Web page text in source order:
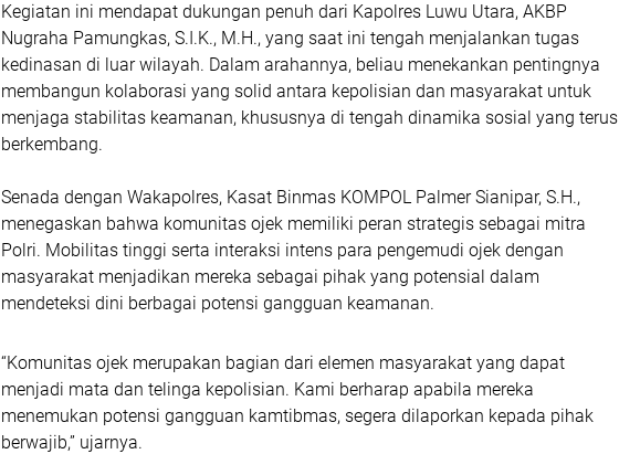
Kegiatan ini mendapat dukungan penuh dari Kapolres Luwu Utara, AKBP
Nugraha Pamungkas, S.I.K., M.H., yang saat ini tengah menjalankan tugas
kedinasan di luar wilayah. Dalam arahannya, beliau menekankan pentingnya
membangun kolaborasi yang solid antara kepolisian dan masyarakat untuk
menjaga stabilitas keamanan, khususnya di tengah dinamika sosial yang terus
berkembang.
Senada dengan Wakapolres, Kasat Binmas KOMPOL Palmer Sianipar, S.H.,
menegaskan bahwa komunitas ojek memiliki peran strategis sebagai mitra
Polri. Mobilitas tinggi serta interaksi intens para pengemudi ojek dengan
masyarakat menjadikan mereka sebagai pihak yang potensial dalam
mendeteksi dini berbagai potensi gangguan keamanan.
“Komunitas ojek merupakan bagian dari elemen masyarakat yang dapat
menjadi mata dan telinga kepolisian. Kami berharap apabila mereka
menemukan potensi gangguan kamtibmas, segera dilaporkan kepada pihak
berwajib,” ujarnya.